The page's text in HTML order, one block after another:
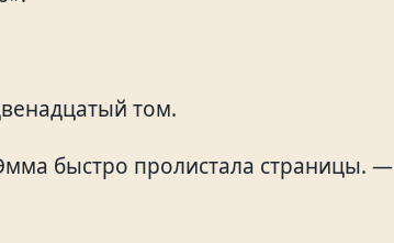
том.
быстро пролистала страницы. —